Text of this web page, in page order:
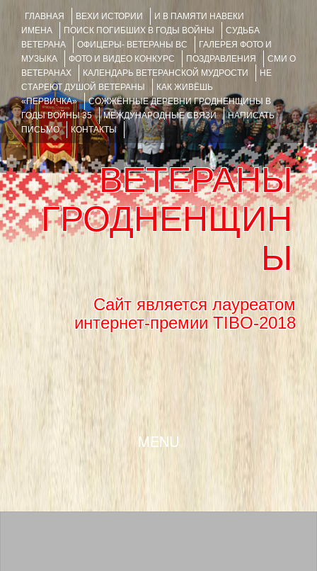
ГЛАВНАЯ ВЕХИ ИСТОРИИ
И В ПАМЯТИ НАВЕКИ
ИМЕНА
ПОИСК ПОГИБШИХ В ГОДЫ ВОЙНЫ
СУДЬБА
ВЕТЕРАНА
ОФИЦЕРЫ- ВЕТЕРАНЫ ВС
ГАЛЕРЕЯ ФОТО И
МУЗЫКА
ФОТО И ВИДЕО КОНКУРС ПОЗДРАВЛЕНИЯ
СМИ О
ВЕТЕРАНАХ
КАЛЕНДАРЬ ВЕТЕРАНСКОЙ МУДРОСТИ
НЕ
СТАРЕЮТ ДУШОЙ ВЕТЕРАНЫ
КАК ЖИВЁШЬ
«ПЕРВИЧКА»
СОЖЖЁННЫЕ ДЕРЕВНИ ГРОДНЕНЩИНЫ В
ГОДЫ ВОЙНЫ 35
МЕЖДУНАРОДНЫЕ СВЯЗИ
НАПИСАТЬ
ПИСЬМО
КОНТАКТЫ
ВЕТЕРАНЫ
ГРОДНЕНЩИН
Ы
Сайт является лауреатом
интернет-премии TIBO-2018
MENU